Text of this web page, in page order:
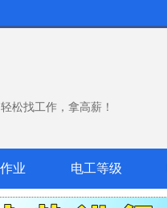
松找工作，拿高薪！
业 电工等级